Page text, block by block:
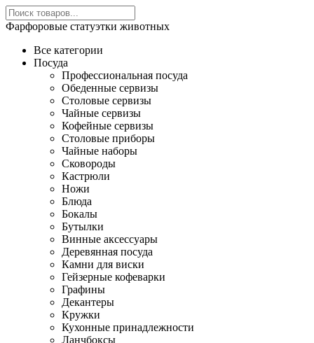
Фарфоровые статуэтки животных
Все категории
Посуда
Профессиональная посуда
Обеденные сервизы
Столовые сервизы
Чайные сервизы
Кофейные сервизы
Столовые приборы
Чайные наборы
Сковороды
Кастрюли
Ножи
Блюда
Бокалы
Бутылки
Винные аксессуары
Деревянная посуда
Камни для виски
Гейзерные кофеварки
Графины
Декантеры
Кружки
Кухонные принадлежности
Ланчбоксы